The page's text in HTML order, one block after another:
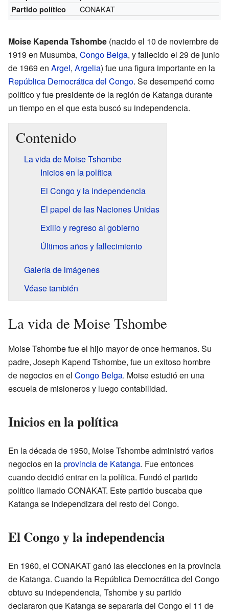
Partido político CONAKAT
Moise Kapenda Tshombe (nacido el 10 de noviembre de
1919 en Musumba, Congo Belga, y fallecido el 29 de junio
de 1969 en Argel, Argelia) fue una figura importante en la
República Democrática del Congo. Se desempeñó como
político y fue presidente de la región de Katanga durante
un tiempo en el que esta buscó su independencia.
Contenido
La vida de Moise Tshombe
Inicios en la política
El Congo y la independencia
El papel de las Naciones Unidas
Exilio y regreso al gobierno
Últimos años y fallecimiento
Galería de imágenes
Véase también
La vida de Moise Tshombe
Moise Tshombe fue el hijo mayor de once hermanos. Su
padre, Joseph Kapend Tshombe, fue un exitoso hombre
de negocios en el Congo Belga. Moise estudió en una
escuela de misioneros y luego contabilidad.
Inicios en la política
En la década de 1950, Moise Tshombe administró varios
negocios en laprovincia de Katanga. Fue entonces
cuando decidió entrar en la política. Fundó el partido
político llamado CONAKAT. Este partido buscaba que
Katanga se independizara del resto del Congo.
El Congo y la independencia
En 1960, el CONAKAT ganó las elecciones en la provincia
de Katanga. Cuando la República Democrática del Congo
obtuvo su independencia, Tshombe y su partido
declararon que Katanga se separaría del Congo el 11 de